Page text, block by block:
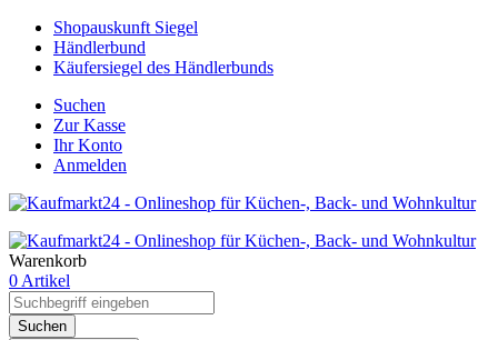
Shopauskunft Siegel
Händlerbund
Käufersiegel des Händlerbunds
Suchen
Zur Kasse
Ihr Konto
Anmelden
Warenkorb
0 Artikel
Suchen